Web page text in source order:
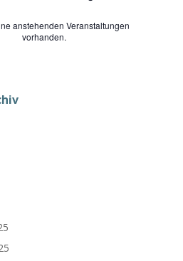
anstehenden Veranstaltungen
vorhanden.